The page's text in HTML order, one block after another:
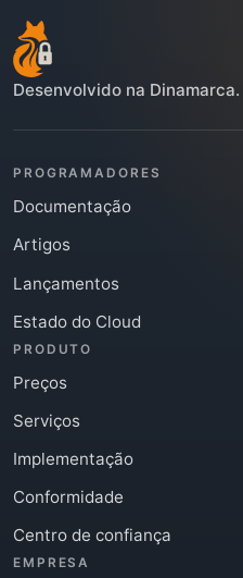
Desenvolvido na
PROGRAMADORES
Documentação
Artigos
Lançamentos
Estado do Cloud
PRODUTO
Preços
Serviços
Implementação
Conformidade
Centro de confiança
EMPRESA